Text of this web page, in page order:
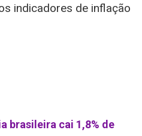
indicadores de inflação
brasileira cai 1,8% de